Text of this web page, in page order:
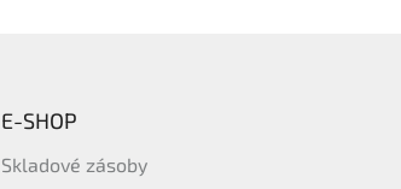
E-SHOP
Skladové zásoby